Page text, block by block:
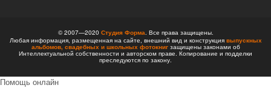
© 2007—2020 Студия Форма . Все права защищены.
Любая информация, размещенная на сайте, внешний вид и конструкция выпускных
альбомов, свадебных и школьных фотокнигзащищены законами об
Интеллектуальной собственности и авторском праве. Копирование и подделки
преследуются по закону.
Помощь онлайн